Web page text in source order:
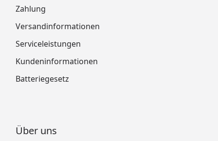
Zahlung
Versandinformationen
Serviceleistungen
Kundeninformationen
Batteriegesetz
Über uns